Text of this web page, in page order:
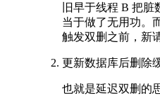
旧早于线程 B 把
当于做了无用功。
触发双删之前，新
更新数据库后删除
也就是延迟双删的